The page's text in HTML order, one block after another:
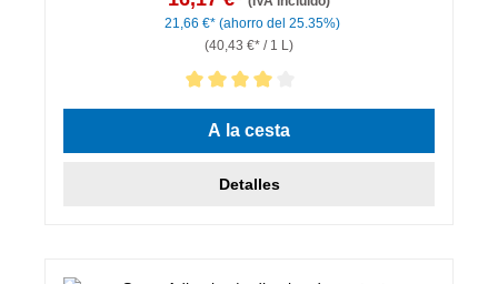
21,66 €* (ahorro del 25.35%)
(40,43 €* / 1 L)
Calificación promedio de 4 de 5 estrellas
A la cesta
Detalles